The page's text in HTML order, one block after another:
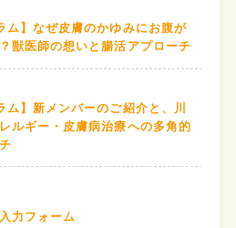
ム】なぜ皮膚のかゆみにお腹が
獣医師の想いと腸活アプローチ
ム】新メンバーのご紹介と、川
ルギー・皮膚病治療への多角的
力フォーム